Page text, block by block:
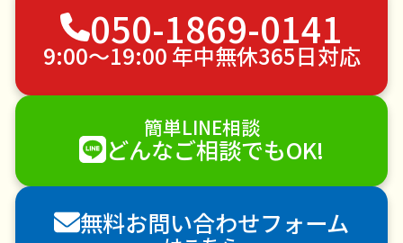
植木の剪定
植木の伐採
手すり取り付け
ペットのお世話
エアコンクリーニング
DIY・日曜大工
ハウスクリーニング
雪かき・雪下ろし
電球交換
襖（ふすま）の張替え
空き家管理
各種代行
害獣駆除
防草シート施工
ナメクジ駆除
害虫駆除
050-1869-0141
9:00〜19:00 年中無休365日対応
簡単LINE相談
どんなご相談でもOK!
無料お問い合わせフォーム